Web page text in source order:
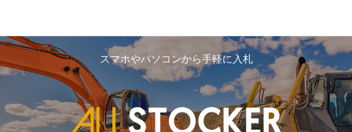
スマホやパソコンから手軽に入札